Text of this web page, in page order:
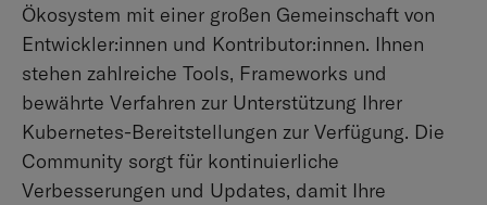
Ökosystem mit einer großen Gemeinschaft von
Entwickler:innen und Kontributor:innen. Ihnen
stehen zahlreiche Tools, Frameworks und
bewährte Verfahren zur Unterstützung Ihrer
Kubernetes-Bereitstellungen zur Verfügung. Die
Community sorgt für kontinuierliche
Verbesserungen und Updates, damit Ihre